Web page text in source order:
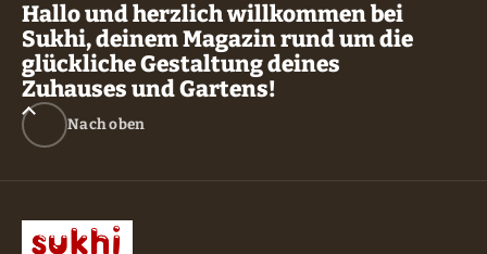
Hallo und herzlich willkommen bei
Sukhi, deinem Magazin rund um die
glückliche Gestaltung deines
Zuhauses und Gartens!
Nach oben